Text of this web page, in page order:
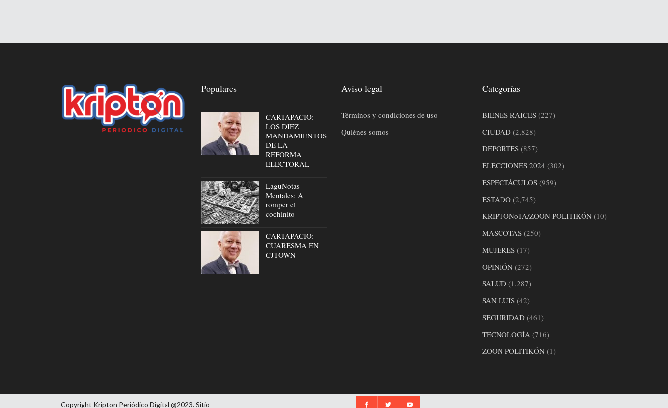
Populares
CARTAPACIO:
LOS DIEZ
MANDAMIENTOS
DE LA
REFORMA
ELECTORAL
LaguNotas
Mentales: A
romper el
cochinito
CARTAPACIO:
CUARESMA EN
CJTOWN
Aviso legal
Términos y condiciones de uso
Quiénes somos
Categorías
BIENES RAICES(227)
CIUDAD(2,828)
DEPORTES(857)
ELECCIONES 2024 (302)
ESPECTÁCULOS(959)
ESTADO(2,745)
KRIPTONoTA/ZOON POLITIKÓN(10)
MASCOTAS(250)
MUJERES(17)
OPINIÓN(272)
SALUD(1,287)
SAN LUIS(42)
SEGURIDAD(461)
TECNOLOGÍA (716)
ZOON POLITIKÓN(1)
Copyright Kripton Periódico Digital @2023. Sitio